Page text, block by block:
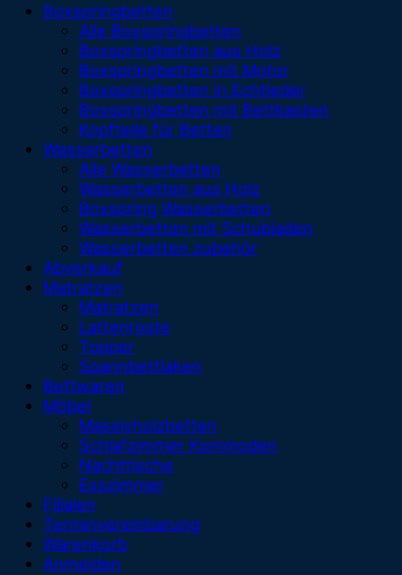
Boxspringbetten
Alle Boxspringbetten
Boxspringbetten aus Holz
Boxspringbetten mit Motor
Boxspringbetten in Echtleder
Boxspringbetten mit Bettkasten
Kopfteile für Betten
Wasserbetten
Alle Wasserbetten
Wasserbetten aus Holz
Boxspring Wasserbetten
Wasserbetten mit Schubladen
Wasserbetten zubehör
Abverkauf
Matratzen
Matratzen
Lattenroste
Topper
Spannbettlaken
Bettwaren
Möbel
Massivholzbetten
Schlafzimmer Kommoden
Nachttische
Esszimmer
Filialen
Terminvereinbarung
Warenkorb
Anmelden